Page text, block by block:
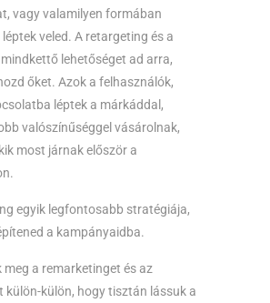
vagy valamilyen formában
veled. A retargeting és a
lehetőséget ad arra,
őket. Azok a felhasználók,
léptek a márkáddal,
valószínűséggel vásárolnak,
most járnak először a
egyik legfontosabb stratégiája,
a kampányaidba.
meg a remarketinget és az
külön-külön, hogy tisztán lássuk a